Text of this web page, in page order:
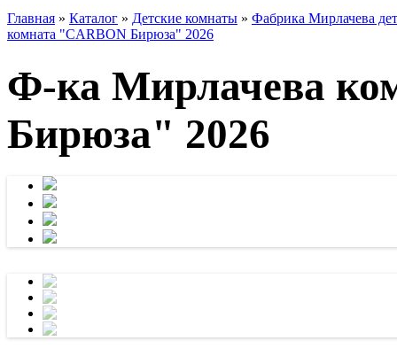
Главная » Каталог » Детские комнаты » Фабрика Мирлачева
комната "CARBON Бирюза" 2026
Ф-ка Мирлачева
Бирюза" 2026